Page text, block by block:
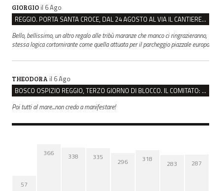
GIORGIO il 6 Ago
REGGIO. PORTA SANTA CROCE, DAL 24 AGOSTO AL VIA IL CANTIERE PER IL NUOVO COLLETTORE FOGNARIO
Bello, bellissimo, un altro regalo alle tribù maranze che manco ci ringrazieranno,
stessa logica cortomirante come quella attuata per il parcheggio piazzale europa
THEODORA il 6 Ago
BOSCO OSPIZIO REGGIO, TERZO GIORNO DI BLOCCO. IL COMITATO: “PRESIDIO FINO A VENERDÌ”
Poi tutti al mare...non credo a manifestare!
57
366 338 335
296 318 283 287